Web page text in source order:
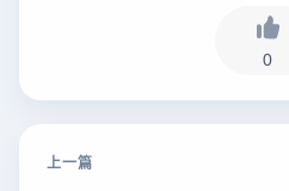
0
上一篇